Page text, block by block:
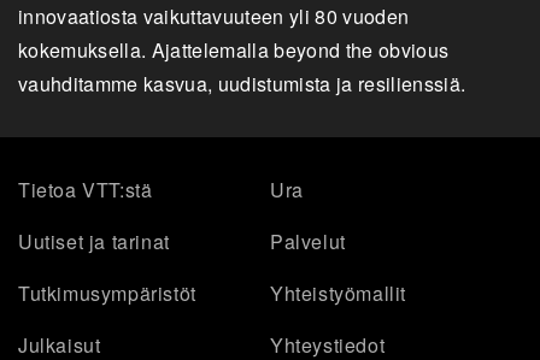
innovaatiosta vaikuttavuuteen yli 80 vuoden
kokemuksella. Ajattelemalla beyond the obvious
vauhditamme kasvua, uudistumista ja resilienssiä.
Tietoa VTT:stä
Ura
Uutiset ja tarinat
Palvelut
Tutkimusympäristöt
Yhteistyömallit
Julkaisut
Yhteystiedot